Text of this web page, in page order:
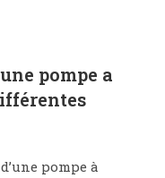
pompe a
pompe à